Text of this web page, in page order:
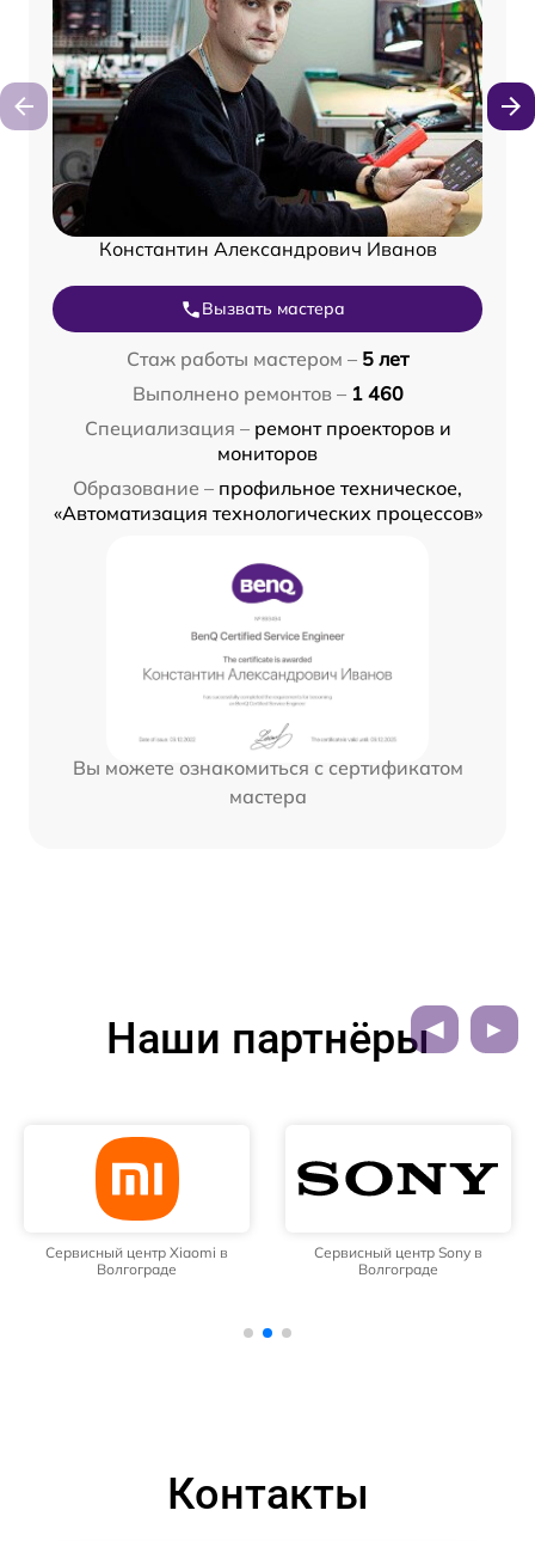
Константин Александрович Иванов
Вызвать мастера
Стаж работы мастером – 5 лет
Выполнено ремонтов – 1 460
Специализация – ремонт проекторов и
мониторов
Образование – профильное техническое,
«Автоматизация технологических процессов»
Вы можете ознакомиться с сертификатом
мастера
Наши партнёры
Сервисный центр Xiaomi в
Волгограде
Сервисный центр Sony в
Волгограде
Контакты